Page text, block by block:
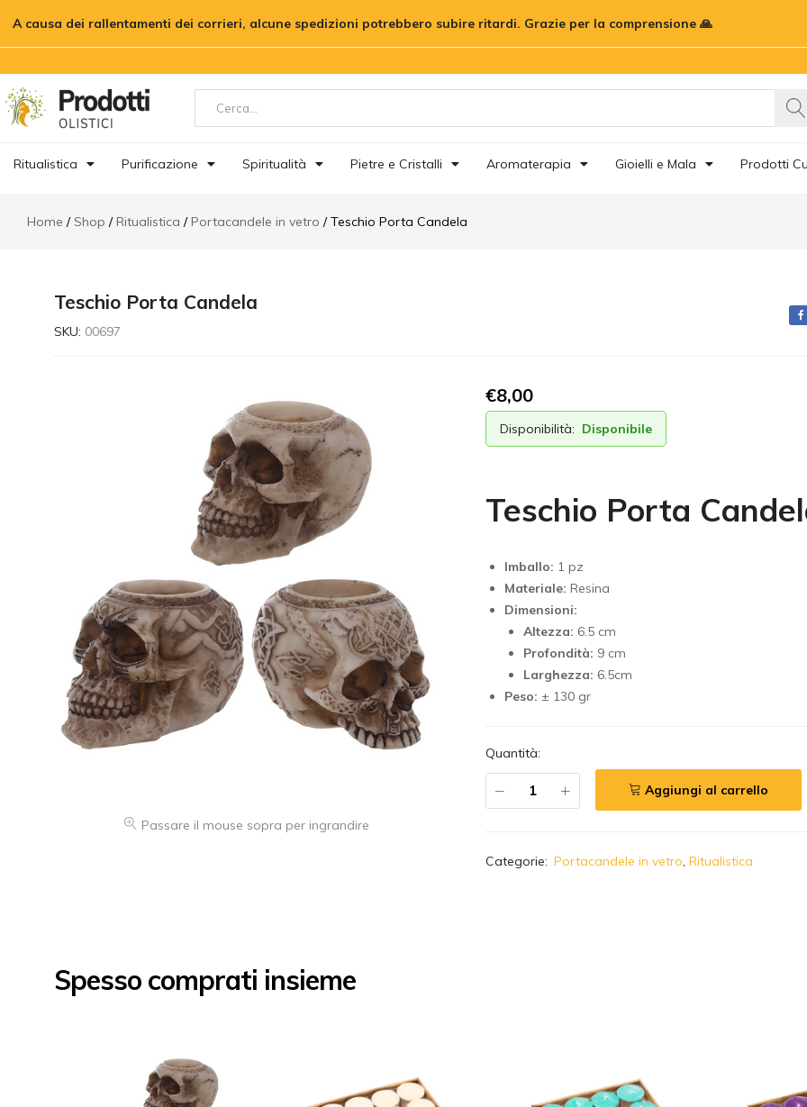
A causa dei rallentamenti dei corrieri, alcune spedizioni potrebbero subire ritardi. Grazie per la comprensione 🙏
Ritualistica Purificazione Spiritualità Pietre e Cristalli Aromaterapia Gioielli e Mala Prodotti
Home Shop Ritualistica Portacandele in vetro Teschio Porta Candela
Teschio Porta Candela
SKU: 00697
Passare il mouse sopra per ingrandire
€8,00
Disponibilità: Disponibile
Teschio Porta
Imballo: 1 pz
Materiale: Resina
Dimensioni:
Altezza: 6.5 cm
Profondità: 9 cm
Larghezza: 6.5cm
Peso: ± 130 gr
Quantità:
Aggiungi al carrello
lCategorie: Portacandele in vetro,Ritualistica
Spesso comprati insieme
Teschio Porta Candela
Descrizione Recensioni (0)